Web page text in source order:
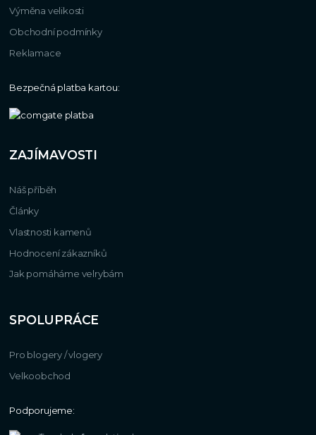
Výměna velikosti
Obchodní podmínky
Reklamace
Bezpečná platba kartou:
ZAJÍMAVOSTI
Náš příběh
Články
Vlastnosti kamenů
Hodnocení zákazníků
Jak pomáháme velrybám
SPOLUPRÁCE
Pro blogery / vlogery
Velkoobchod
Podporujeme: